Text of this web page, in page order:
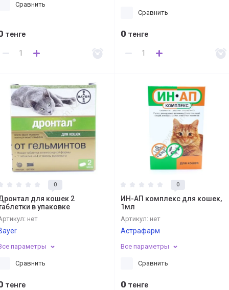
Сравнить
тенге
Сравнить
0 тенге
0
для кошек 2
в упаковке
нет
параметры
Сравнить
тенге
0
ИН-АП комплекс для кошек,
1мл
Артикул: нет
Астрафарм
Все параметры
Сравнить
0 тенге